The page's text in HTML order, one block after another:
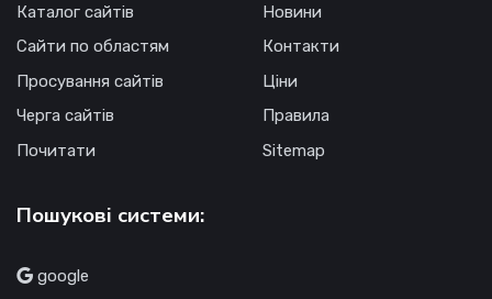
Каталог сайтів
Сайти по областям
Просування сайтів
Черга сайтів
Почитати
Новини
Контакти
Ціни
Правила
Sitemap
Пошукові системи:
google